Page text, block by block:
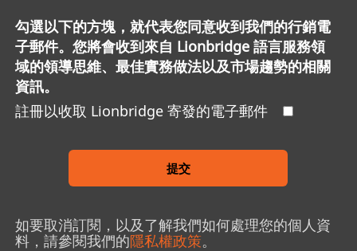
勾選以下的方塊，就代表您同意收到我們的行銷電
子郵件。您將會收到來自 Lionbridge 語言服務領
域的領導思維、最佳實務做法以及市場趨勢的相關
資訊。
註冊以收取 Lionbridge 寄發的電子郵件
提交
如要取消訂閱，以及了解我們如何處理您的個人資
料，請參閱我們的隱私權政策。